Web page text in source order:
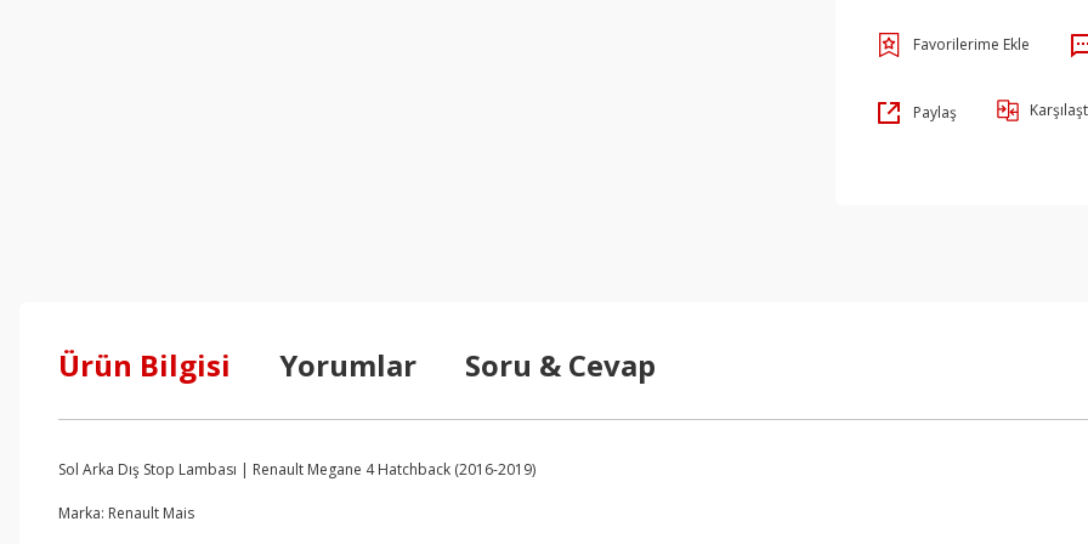
Paylaş
Ürün Bilgisi Yorumlar Soru & Cevap
Sol Arka Dış Stop Lambası | Renault Megane 4 Hatchback (2016-2019)
Marka: Renault Mais